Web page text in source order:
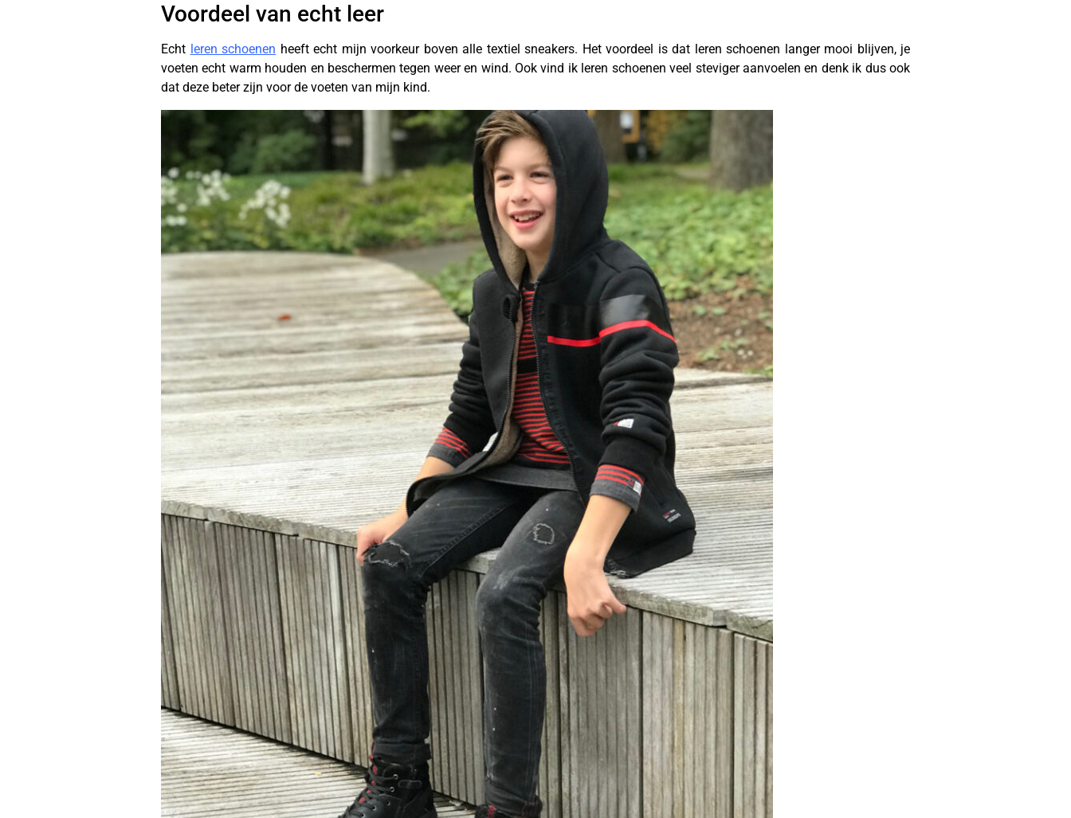
Voordeel van echt leer
Echt leren schoenen heeft echt mijn voorkeur boven alle textiel sneakers. Het voordeel is dat leren schoenen langer mooi blijven, je
voeten echt warm houden en beschermen tegen weer en wind. Ook vind ik leren schoenen veel steviger aanvoelen en denk ik dus ook
dat deze beter zijn voor de voeten van mijn kind.